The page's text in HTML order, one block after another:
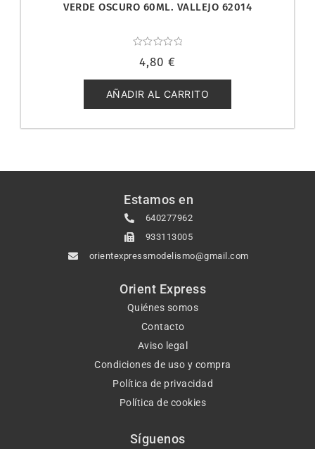
VERDE OSCURO 60ML. VALLEJO 62014
con
de
5
4,80 €
AÑADIR AL CARRITO
Estamos en
640277962
933113005
orientexpressmodelismo@gmail.com
Orient Express
Quiénes somos
Contacto
Aviso legal
Condiciones de uso y compra
Política de privacidad
Política de cookies
Síguenos